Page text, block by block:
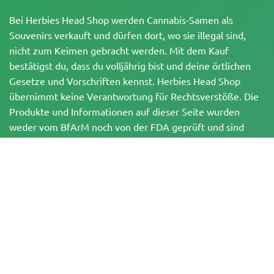
Bei Herbies Head Shop werden Cannabis-Samen als
Souvenirs verkauft und dürfen dort, wo sie illegal sind,
nicht zum Keimen gebracht werden. Mit dem Kauf
bestätigst du, dass du volljährig bist und deine örtlichen
Gesetze und Vorschriften kennst. Herbies Head Shop
übernimmt keine Verantwortung für Rechtsverstöße. Die
Produkte und Informationen auf dieser Seite wurden
weder vom BfArM noch von der FDA geprüft und sind